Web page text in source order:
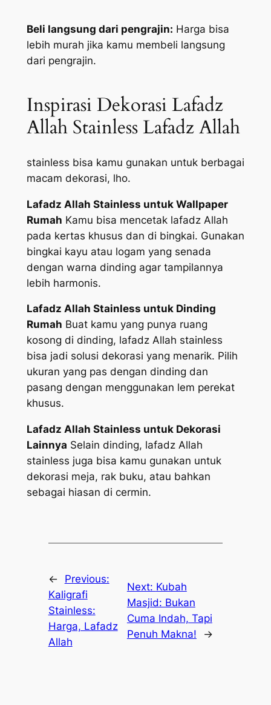
Beli langsung dari pengrajin: Harga bisa
lebih murah jika kamu membeli langsung
dari pengrajin.
Inspirasi Dekorasi Lafadz
Allah Stainless Lafadz Allah
stainless bisa kamu gunakan untuk berbagai
macam dekorasi, lho.
Lafadz Allah Stainless untuk Wallpaper
Rumah Kamu bisa mencetak lafadz Allah
pada kertas khusus dan di bingkai. Gunakan
bingkai kayu atau logam yang senada
dengan warna dinding agar tampilannya
lebih harmonis.
Lafadz Allah Stainless untuk Dinding
Rumah Buat kamu yang punya ruang
kosong di dinding, lafadz Allah stainless
bisa jadi solusi dekorasi yang menarik. Pilih
ukuran yang pas dengan dinding dan
pasang dengan menggunakan lem perekat
khusus.
Lafadz Allah Stainless untuk Dekorasi
Lainnya Selain dinding, lafadz Allah
stainless juga bisa kamu gunakan untuk
dekorasi meja, rak buku, atau bahkan
sebagai hiasan di cermin.
←
Previous:
Kaligrafi
Stainless:
Harga, Lafadz
Allah
Next: Kubah
Masjid: Bukan
Cuma Indah, Tapi
Penuh Makna!
→